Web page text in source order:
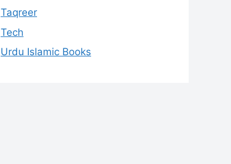
Taqreer
Tech
Urdu Islamic Books